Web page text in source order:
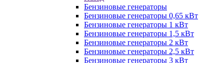
Бензиновые генераторы
Бензиновые генераторы 0,65 кВт
Бензиновые генераторы 1 кВт
Бензиновые генераторы 1,5 кВт
Бензиновые генераторы 2 кВт
Бензиновые генераторы 2,5 кВт
Бензиновые генераторы 3 кВт